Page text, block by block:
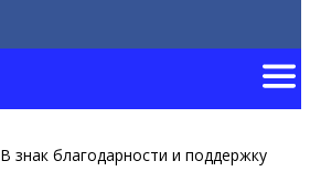
В знак благодарности и поддержку